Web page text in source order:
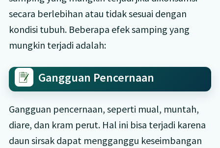
secara berlebihan atau tidak sesuai dengan
kondisi tubuh. Beberapa efek samping yang
mungkin terjadi adalah:
Gangguan Pencernaan
Gangguan pencernaan, seperti mual, muntah,
diare, dan kram perut. Hal ini bisa terjadi karena
daun sirsak dapat mengganggu keseimbangan